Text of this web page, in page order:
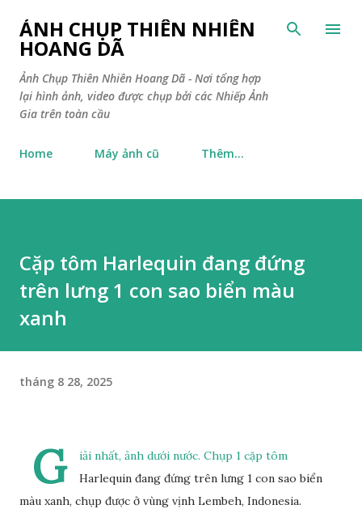
Chuyển đến nội dung chính
ẢNH CHỤP THIÊN NHIÊN
HOANG DÃ
Ảnh Chụp Thiên Nhiên Hoang Dã - Nơi tổng hợp
lại hình ảnh, video được chụp bởi các Nhiếp Ảnh
Gia trên toàn cầu
Home Máy ảnh cũ Thêm…
Cặp tôm Harlequin đang đứng
trên lưng 1 con sao biển màu
xanh
tháng 8 28, 2025
G
iải nhất, ảnh dưới nước. Chụp 1 cặp tôm
Harlequin đang đứng trên lưng 1 con sao biển
màu xanh, chụp được ở vùng vịnh Lembeh, Indonesia.